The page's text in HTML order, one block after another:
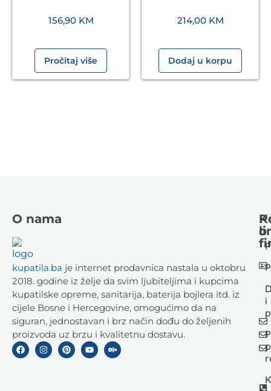
156,90 KM
Pročitaj više
214,00 KM
Dodaj u korpu
O nama
kupatila.ba je internet prodavnica nastala u oktobru
2018. godine iz želje da svim ljubiteljima i kupcima
kupatilske opreme, sanitarija, baterija bojlera itd. iz
cijele Bosne i Hercegovine, omogućimo da na
siguran, jednostavan i brz način dođu do željenih
proizvoda uz brzu i kvalitetnu dostavu.
i
o